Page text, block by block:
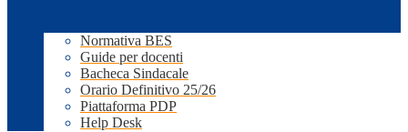
Normativa BES
Guide per docenti
Bacheca Sindacale
Orario Definitivo 25/26
Piattaforma PDP
Help Desk